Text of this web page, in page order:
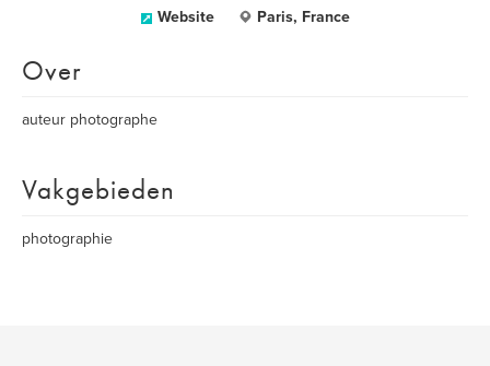
Website Paris, France
Over
auteur photographe
Vakgebieden
photographie